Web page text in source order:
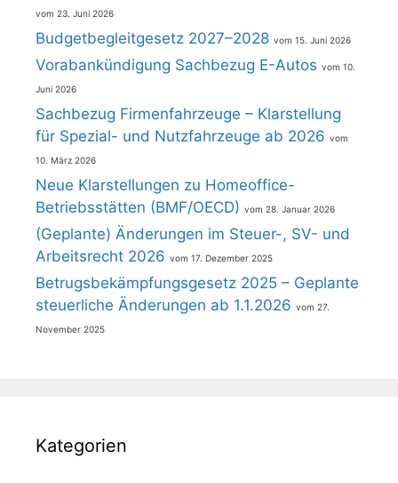
23. Juni 2026
Budgetbegleitgesetz 2027–2028 15. Juni 2026
Vorabankündigung Sachbezug E-Autos 10.
Juni 2026
Sachbezug Firmenfahrzeuge – Klarstellung
für Spezial- und Nutzfahrzeuge ab 2026
10. März 2026
Neue Klarstellungen zu Homeoffice-
Betriebsstätten (BMF/OECD)
28. Januar 2026
(Geplante) Änderungen im Steuer-, SV- und
Arbeitsrecht 2026
17. Dezember 2025
Betrugsbekämpfungsgesetz 2025 – Geplante
steuerliche Änderungen ab 1.1.2026
27.
November 2025
Kategorien